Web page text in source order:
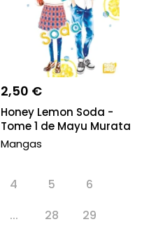
2,50 €
Honey Lemon Soda -
Tome 1 de Mayu Murata
Ed Nobi...
Mangas
4 5
6
... 28 29